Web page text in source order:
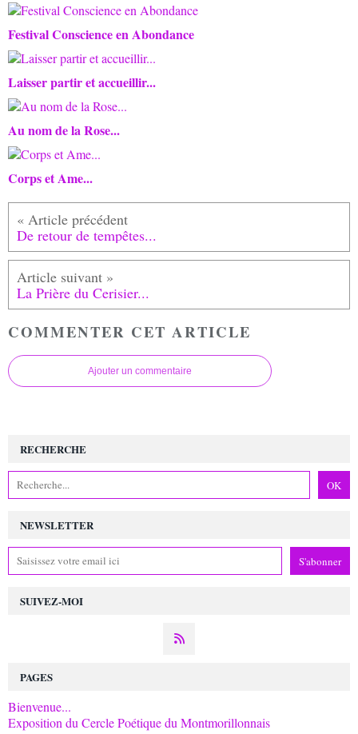
Festival Conscience en Abondance
Laisser partir et accueillir...
Au nom de la Rose...
Corps et Ame...
De retour de tempêtes...
La Prière du Cerisier...
COMMENTER CET ARTICLE
Ajouter un commentaire
NEWSLETTER
SUIVEZ-MOI
RECHERCHE
PAGES
Bienvenue...
Exposition du Cercle Poétique du Montmorillonnais